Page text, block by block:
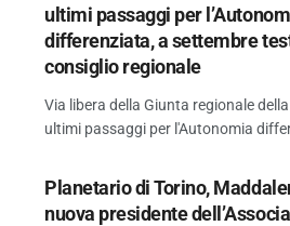
ultimi passaggi per
differenziata, a settembre
consiglio regionale
Via libera della Giunta regionale
ultimi passaggi per l'Autonomia
Planetario di Torino,
nuova presidente